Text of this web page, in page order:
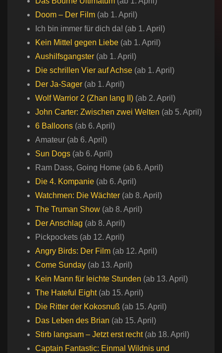
Doom – Der Film (ab 1. April)
Ich bin immer für dich da! (ab 1. April)
Kein Mittel gegen Liebe (ab 1. April)
Aushilfsgangster (ab 1. April)
Die schrillen Vier auf Achse (ab 1. April)
Der Ja-Sager (ab 1. April)
Wolf Warrior 2 (Zhan lang II) (ab 2. April)
John Carter: Zwischen zwei Welten (ab 5. April)
6 Balloons (ab 6. April)
Amateur (ab 6. April)
Sun Dogs (ab 6. April)
Ram Dass, Going Home (ab 6. April)
Die 4. Kompanie (ab 6. April)
Watchmen: Die Wächter (ab 8. April)
The Truman Show (ab 8. April)
Der Anschlag (ab 8. April)
Pickpockets (ab 12. April)
Angry Birds: Der Film (ab 12. April)
Come Sunday (ab 13. April)
Kein Mann für leichte Stunden (ab 13. April)
The Hateful Eight(ab 15. April)
Die Ritter der Kokosnuß (ab 15. April)
Das Leben des Brian (ab 15. April)
Stirb langsam – Jetzt erst recht(ab 18. April)
Captain Fantastic: Einmal Wildnis und